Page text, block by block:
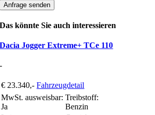
Anfrage senden
Das könnte Sie auch interessieren
Dacia Jogger Extreme+ TCe 110
-
€ 23.340,- Fahrzeugdetail
MwSt. ausweisbar:
Ja
Treibstoff:
Benzin